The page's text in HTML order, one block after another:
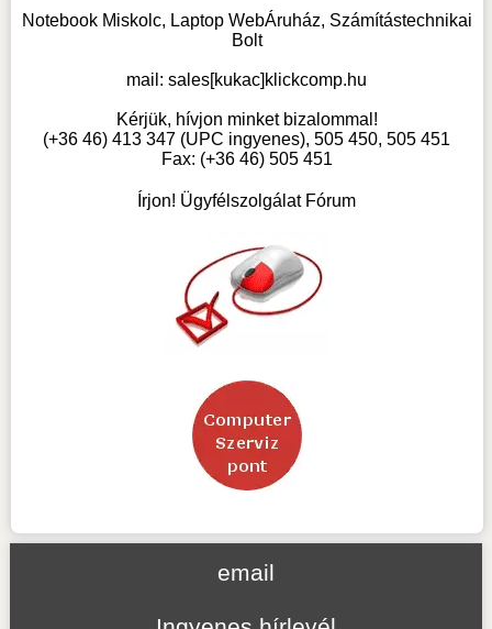
Notebook Miskolc, Laptop WebÁruház, Számítástechnikai
Bolt
mail:sales[kukac]klickcomp.hu
Kérjük, hívjon minket bizalommal!
(+36 46) 413 347 (UPC ingyenes), 505 450, 505 451
Fax: (+36 46) 505 451
Írjon! Ügyfélszolgálat Fórum
email